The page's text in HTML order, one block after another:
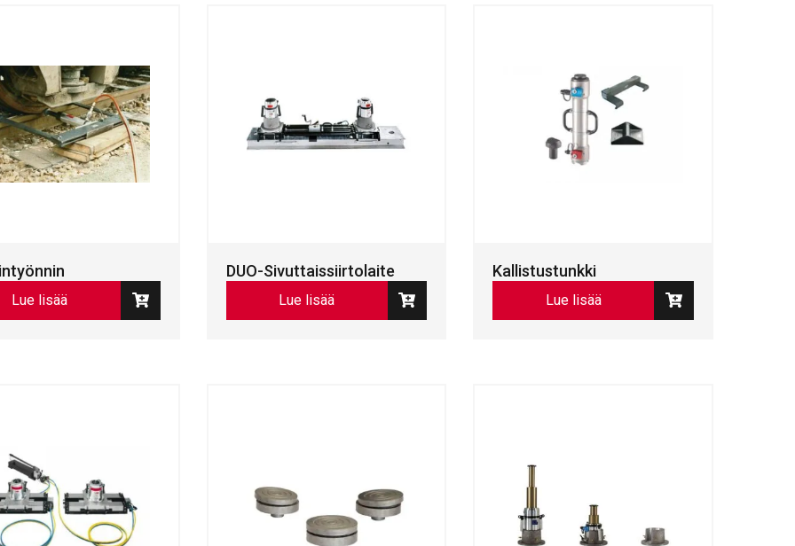
Lue lisää
DUO-Sivuttaissiirtolaite
Lue lisää
Kallistustunkki
Lue lisää